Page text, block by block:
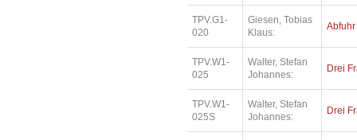
TPV.G1-
020
Giesen, Tobias
Klaus:
Abfuhr
TPV.W1-
025
Walter, Stefan
Johannes:
Drei
TPV.W1-
025S
Walter, Stefan
Johannes:
Drei